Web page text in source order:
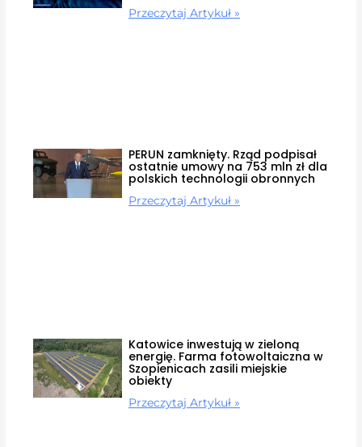
Przeczytaj Artykuł »
PERUN zamknięty. Rząd podpisał
ostatnie umowy na 753 mln zł dla
polskich technologii obronnych
Przeczytaj Artykuł »
Katowice inwestują w zieloną
energię. Farma fotowoltaiczna w
Szopienicach zasili miejskie
obiekty
Przeczytaj Artykuł »